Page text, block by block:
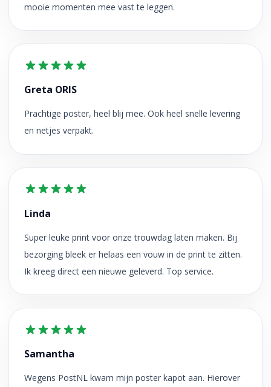
mooie momenten mee vast te leggen.
Greta ORIS
Prachtige poster, heel blij mee. Ook heel snelle levering
en netjes verpakt.
Linda
Super leuke print voor onze trouwdag laten maken. Bij
bezorging bleek er helaas een vouw in de print te zitten.
Ik kreeg direct een nieuwe geleverd. Top service.
Samantha
Wegens PostNL kwam mijn poster kapot aan. Hierover